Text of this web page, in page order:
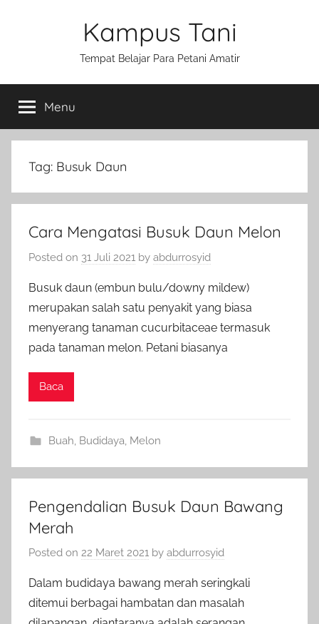
Kampus Tani
Tempat Belajar Para Petani Amatir
Menu
Tag: Busuk Daun
Cara Mengatasi Busuk Daun Melon
Posted on 31 Juli 2021 by abdurrosyid
Busuk daun (embun bulu/downy mildew)
merupakan salah satu penyakit yang biasa
menyerang tanaman cucurbitaceae termasuk
pada tanaman melon. Petani biasanya
Baca
Buah Budidaya Melon
Pengendalian Busuk Daun Bawang
Merah
Posted on 22 Maret 2021 by abdurrosyid
Dalam budidaya bawang merah seringkali
ditemui berbagai hambatan dan masalah